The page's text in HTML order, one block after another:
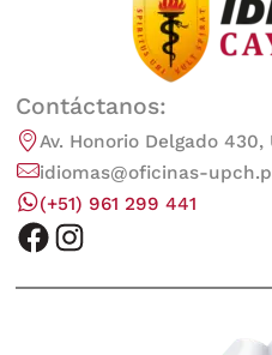
Contáctanos:
Av. Honorio Delgado
idiomas@oficinas-
(+51) 961 299 441
facebook instagram